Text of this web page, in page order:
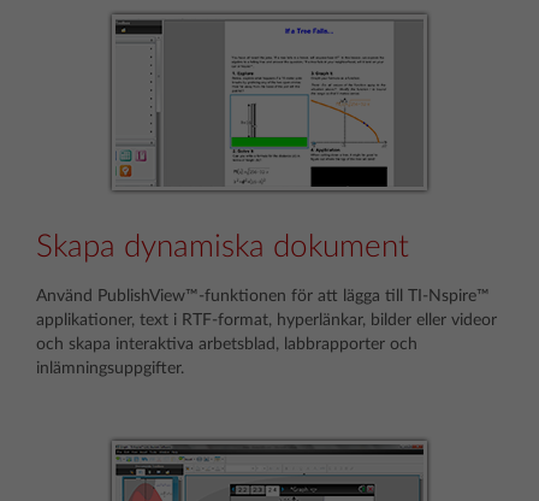
Skapa dynamiska dokument
Använd PublishView™-funktionen för att lägga till TI-Nspire™
applikationer, text i RTF-format, hyperlänkar, bilder eller videor
och skapa interaktiva arbetsblad, labbrapporter och
inlämningsuppgifter.